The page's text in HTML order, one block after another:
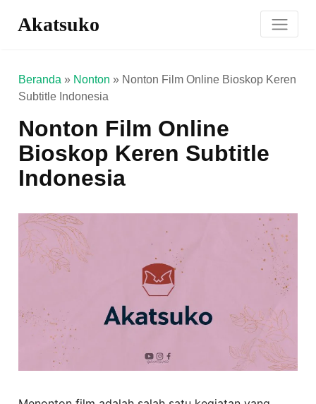
Akatsuko
Beranda » Nonton » Nonton Film Online Bioskop Keren
Subtitle Indonesia
Nonton Film Online
Bioskop Keren Subtitle
Indonesia